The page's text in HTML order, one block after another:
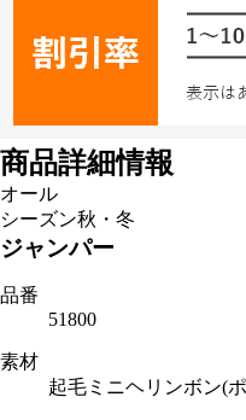
商品詳細情報
オール
シーズン秋・冬
ジャンパー
品番
51800
素材
起毛ミニヘリンボン(